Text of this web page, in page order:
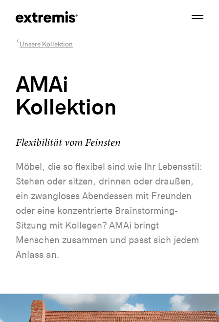
Unsere Kollektion
AMAi
Kollektion
Flexibilität vom Feinsten
Möbel, die so flexibel sind wie Ihr Lebensstil:
Stehen oder sitzen, drinnen oder draußen,
ein zwangloses Abendessen mit Freunden
oder eine konzentrierte Brainstorming-
Sitzung mit Kollegen? AMAi bringt
Menschen zusammen und passt sich jedem
Anlass an.